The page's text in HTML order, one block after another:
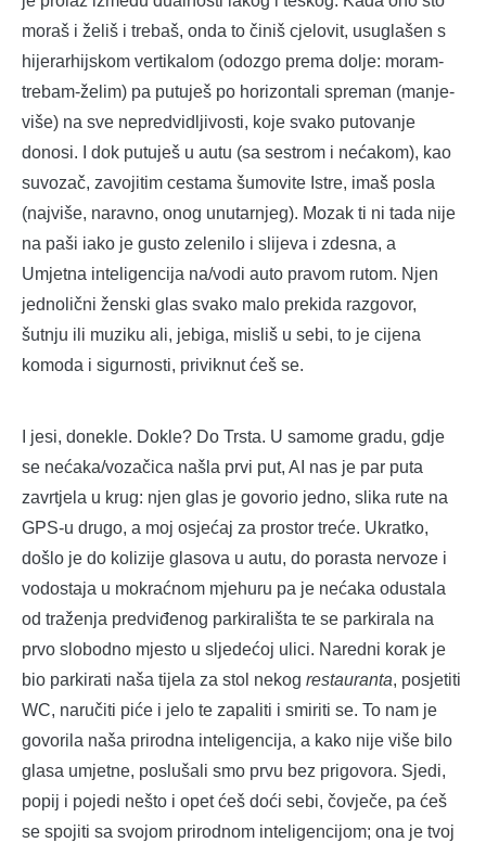
moraš i želiš i trebaš, onda to činiš cjelovit, usuglašen s
hijerarhijskom vertikalom (odozgo prema dolje: moram-
trebam-želim) pa putuješ po horizontali spreman (manje-
više) na sve nepredvidljivosti, koje svako putovanje
donosi. I dok putuješ u autu (sa sestrom i nećakom), kao
suvozač, zavojitim cestama šumovite Istre, imaš posla
(najviše, naravno, onog unutarnjeg). Mozak ti ni tada nije
na paši iako je gusto zelenilo i slijeva i zdesna, a
Umjetna inteligencija na/vodi auto pravom rutom. Njen
jednolični ženski glas svako malo prekida razgovor,
šutnju ili muziku ali, jebiga, misliš u sebi, to je cijena
komoda i sigurnosti, priviknut ćeš se.
I jesi, donekle. Dokle? Do Trsta. U samome gradu, gdje
se nećaka/vozačica našla prvi put, AI nas je par puta
zavrtjela u krug: njen glas je govorio jedno, slika rute na
GPS-u drugo, a moj osjećaj za prostor treće. Ukratko,
došlo je do kolizije glasova u autu, do porasta nervoze i
vodostaja u mokraćnom mjehuru pa je nećaka odustala
od traženja predviđenog parkirališta te se parkirala na
prvo slobodno mjesto u sljedećoj ulici. Naredni korak je
bio parkirati naša tijela za stol nekog restauranta, posjetiti
WC, naručiti piće i jelo te zapaliti i smiriti se. To nam je
govorila naša prirodna inteligencija, a kako nije više bilo
glasa umjetne, poslušali smo prvu bez prigovora. Sjedi,
popij i pojedi nešto i opet ćeš doći sebi, čovječe, pa ćeš
se spojiti sa svojom prirodnom inteligencijom; ona je tvoj